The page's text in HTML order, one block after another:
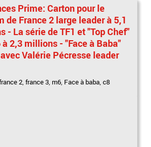
Prime: Carton pour le
de France 2 large leader à 5,1
- La série de TF1 et "Top Chef"
à 2,3 millions - "Face à Baba"
Valérie Pécresse leader
2,france 3, m6, Face à baba,c8